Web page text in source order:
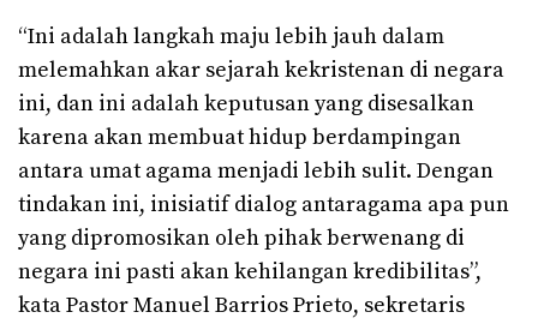
“Ini adalah langkah maju lebih jauh dalam
melemahkan akar sejarah kekristenan di negara
ini, dan ini adalah keputusan yang disesalkan
karena akan membuat hidup berdampingan
antara umat agama menjadi lebih sulit. Dengan
tindakan ini, inisiatif dialog antaragama apa pun
yang dipromosikan oleh pihak berwenang di
negara ini pasti akan kehilangan kredibilitas”,
kata Pastor Manuel Barrios Prieto, sekretaris